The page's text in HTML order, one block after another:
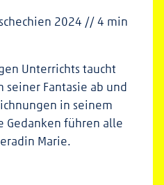
2024 // 4 min
Unterrichts taucht
seiner Fantasie ab und
in seinem
Gedanken führen alle
Marie.